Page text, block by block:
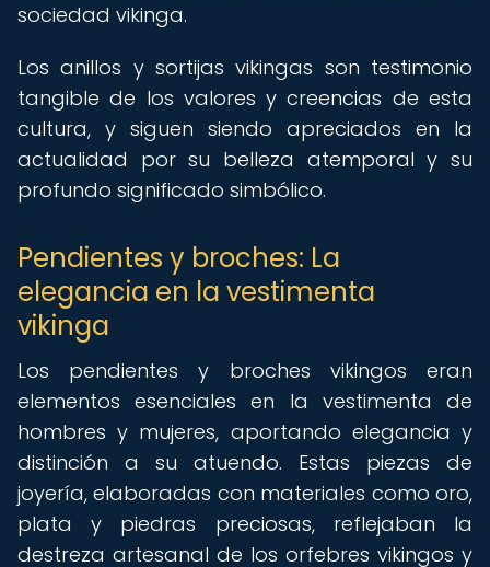
sociedad vikinga.
Los anillos y sortijas vikingas son testimonio
tangible de los valores y creencias de esta
cultura, y siguen siendo apreciados en la
actualidad por su belleza atemporal y su
profundo significado simbólico.
Pendientes y broches: La
elegancia en la vestimenta
vikinga
Los pendientes y broches vikingos eran
elementos esenciales en la vestimenta de
hombres y mujeres, aportando elegancia y
distinción a su atuendo. Estas piezas de
joyería, elaboradas con materiales como oro,
plata y piedras preciosas, reflejaban la
destreza artesanal de los orfebres vikingos y